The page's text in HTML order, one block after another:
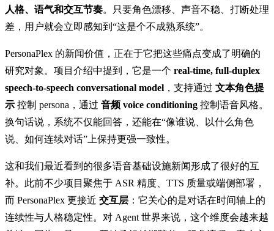
人格、语气和交互节奏。只要角色漂移、声音不稳、打断处理
差，用户就会立即感知到“这是个不成熟系统”。
PersonaPlex 的新闻价值，正在于它把这些痛点变成了明确的
研究对象。项目介绍中提到，它是一个 real-time, full-duplex
speech-to-speech conversational model ，支持通过 文本角色提
示 控制 persona，通过 音频 voice conditioning 控制语音风格。
换句话说，系统不仅能回答，还能在“像谁说、以什么角色
说、如何连续对话”上保持更强一致性。
这和我们最近看到的很多语音基础设施新闻形成了很好的互
补。此前不少项目聚焦于 ASR 精度、TTS 质量或端侧部署，
而 PersonaPlex 更接近 交互层 ：它关心的是对话在时间轴上的
连续性与人格稳定性。对 Agent 世界来说，这个维度会越来越